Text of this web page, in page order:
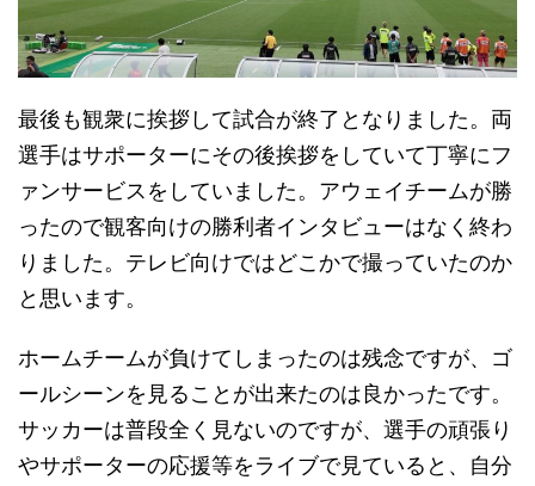
最後も観衆に挨拶して試合が終了となりました。両
選手はサポーターにその後挨拶をしていて丁寧にフ
ァンサービスをしていました。アウェイチームが勝
ったので観客向けの勝利者インタビューはなく終わ
りました。テレビ向けではどこかで撮っていたのか
と思います。
ホームチームが負けてしまったのは残念ですが、ゴ
ールシーンを見ることが出来たのは良かったです。
サッカーは普段全く見ないのですが、選手の頑張り
やサポーターの応援等をライブで見ていると、自分